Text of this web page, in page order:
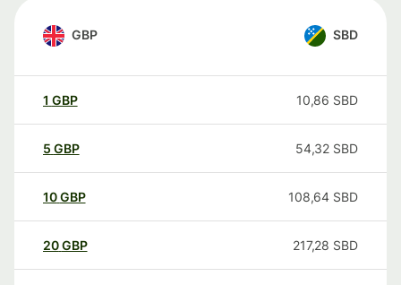
GBP SBD
1 GBP 10,86 SBD
5 GBP 54,32 SBD
10GBP 108,64 SBD
20GBP 217,28 SBD